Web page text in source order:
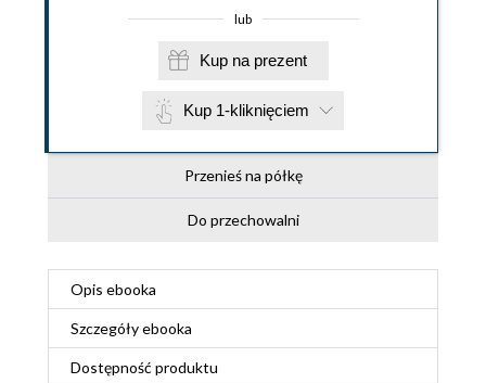
lub
Kup na prezent
Kup 1-kliknięciem
Przenieś na półkę
Do przechowalni
Opis ebooka
Szczegółyebooka
Dostępność produktu